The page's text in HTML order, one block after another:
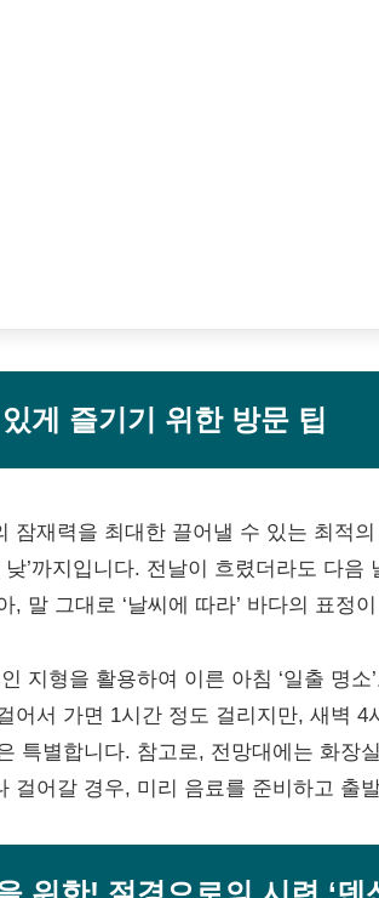
게 즐기기 위한 방문 팁
잠재력을 최대한 끌어낼 수 있는 최적
낮’까지입니다. 전날이 흐렸더라도 다
, 말 그대로 ‘날씨에 따라’ 바다의 표정
지형을 활용하여 이른 아침 ‘일출 명
어서 가면 1시간 정도 걸리지만, 새벽
특별합니다. 참고로, 전망대에는 화장
걸어갈 경우, 미리 음료를 준비하고 출